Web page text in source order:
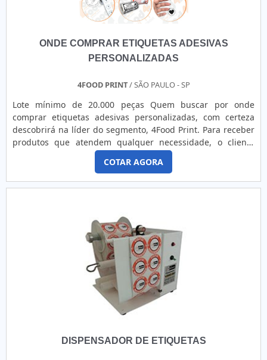
ONDE COMPRAR ETIQUETAS ADESIVAS
PERSONALIZADAS
4FOOD PRINT/ SÃO PAULO - SP
Lote mínimo de 20.000 peças Quem buscar por onde
comprar etiquetas adesivas personalizadas, com certeza
descobrirá na líder do segmento, 4Food Print. Para receber
produtos que atendem qualquer necessidade, o cliente
deve escolher uma organização que se destaque por um
bom suporte pré-venda e tenha ampla experiência no
ramo.Quando a questão é onde comprar etiquetas adesivas
personalizadas, na 4Food Print o cliente obterá proteção e
COMPRAR ETIQUETAS ADESIVAS PERSONALIZADASA 4Food
Print canaliza seus recursos em oferecer uma estrutura com
chão de fábrica de alta qualidade onde são realizadas as
atividades e logística planejada para entregas em curto
prazo, tudo pensando em onde comprar etiquetas adesivas
personalizadas com assertividade.Há muitas maneiras
eficientes de uma companhia demonstrar competência,
excelência e destaque em sua área de atuação. A 4Food
Print se mostra referência por ter: Colaboradores eficientes;
Ótimo preço.Ainda focando na qualidade em onde comprar
COTAR AGORA
DISPENSADOR DE ETIQUETAS